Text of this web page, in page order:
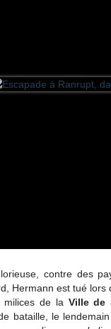
contre des
Hermann est tué lors
milices de la Ville de
bataille, le